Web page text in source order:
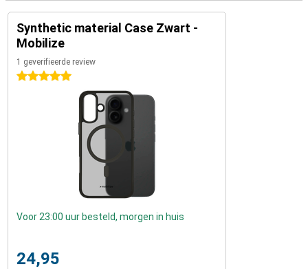
Synthetic material Case Zwart -
Mobilize
1 geverifieerde review
5 sterren
Voor 23:00 uur besteld, morgen in huis
24,95